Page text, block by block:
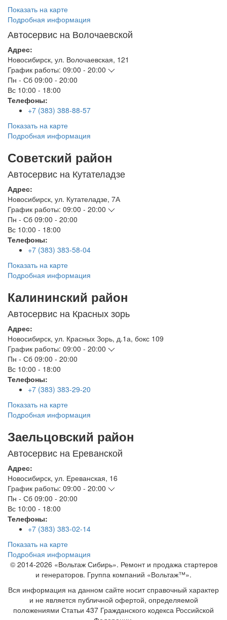
Показать на карте
Подробная информация
Автосервис на Волочаевской
Адрес:
Новосибирск, ул. Волочаевская, 121
График работы: 09:00 - 20:00
Пн - Сб 09:00 - 20:00
Вс 10:00 - 18:00
Телефоны:
+7 (383) 388-88-57
Показать на карте
Подробная информация
Советский район
Автосервис на Кутателадзе
Адрес:
Новосибирск, ул. Кутателадзе, 7А
График работы: 09:00 - 20:00
Пн - Сб 09:00 - 20:00
Вс 10:00 - 18:00
Телефоны:
+7 (383) 383-58-04
Показать на карте
Подробная информация
Калининский район
Автосервис на Красных зорь
Адрес:
Новосибирск, ул. Красных Зорь, д.1а, бокс 109
График работы: 09:00 - 20:00
Пн - Сб 09:00 - 20:00
Вс 10:00 - 18:00
Телефоны:
+7 (383) 383-29-20
Показать на карте
Подробная информация
Заельцовский район
Автосервис на Ереванской
Адрес:
Новосибирск, ул. Ереванская, 16
График работы: 09:00 - 20:00
Пн - Сб 09:00 - 20:00
Вс 10:00 - 18:00
Телефоны:
+7 (383) 383-02-14
Показать на карте
Подробная информация
© 2014-2026 «Вольтаж Сибирь». Ремонт и продажа стартеров
и генераторов. Группа компаний «Вольтаж™».
Вся информация на данном сайте носит справочный характер
и не является публичной офертой, определяемой
положениями Статьи 437 Гражданского кодекса Российской